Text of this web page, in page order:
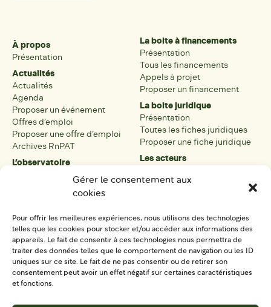
Gérer le consentement aux
cookies
Pour offrir les meilleures expériences, nous utilisons des technologies
telles que les cookies pour stocker et/ou accéder aux informations des
appareils. Le fait de consentir à ces technologies nous permettra de
traiter des données telles que le comportement de navigation ou les ID
uniques sur ce site. Le fait de ne pas consentir ou de retirer son
consentement peut avoir un effet négatif sur certaines caractéristiques
et fonctions.
À propos
Présentation
Actualités
Actualités
Agenda
Proposer un événement
Offres d’emploi
Proposer une offre d’emploi
Archives RnPAT
L’observatoire
Présentation de l’observatoire
La boîte à outils
Présentation
Tous les outils
Proposer un outil
La boite à financements
Présentation
Tous les financements
Appels à projet
Proposer un financement
La boite juridique
Présentation
Toutes les fiches juridiques
Proposer une fiche juridique
Les acteurs
Tous les acteurs